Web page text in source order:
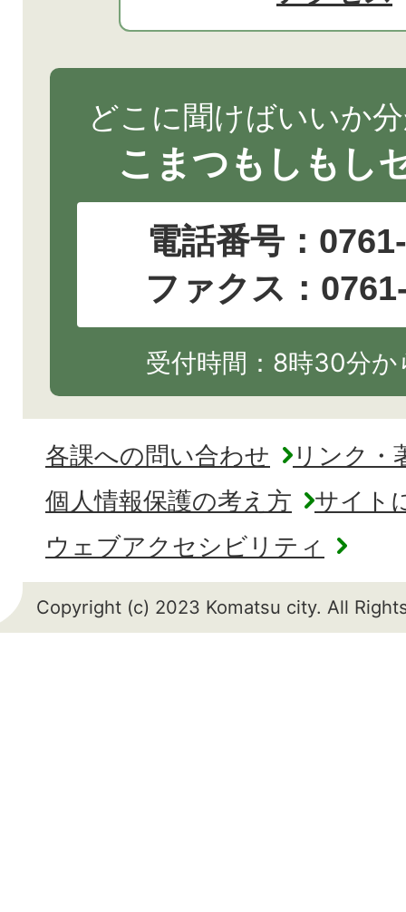
どこに聞けばいいか
こまつもしもし
電話番号：
ファクス：
受付時間：8時30分
各課への問い合わせ
リンク・
個人情報保護の考え方
サイト
ウェブアクセシビリティ
Copyright (c) 2023 Komatsu city. All